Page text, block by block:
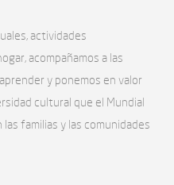
actividades
acompañamos a las
y ponemos en valor
cultural que el Mundial
familias y las comunidades